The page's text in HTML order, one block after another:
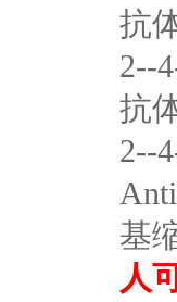
抗
2--
抗
2--
基
人